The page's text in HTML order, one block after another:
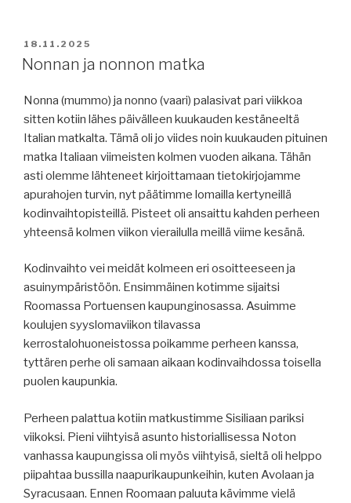
JULKAISTU
18.11.2025
Nonnan ja nonnon matka
Nonna (mummo) ja nonno (vaari) palasivat pari viikkoa
sitten kotiin lähes päivälleen kuukauden kestäneeltä
Italian matkalta. Tämä oli jo viides noin kuukauden pituinen
matka Italiaan viimeisten kolmen vuoden aikana. Tähän
asti olemme lähteneet kirjoittamaan tietokirjojamme
apurahojen turvin, nyt päätimme lomailla kertyneillä
kodinvaihtopisteillä. Pisteet oli ansaittu kahden perheen
yhteensä kolmen viikon vierailulla meillä viime kesänä.
Kodinvaihto vei meidät kolmeen eri osoitteeseen ja
asuinympäristöön. Ensimmäinen kotimme sijaitsi
Roomassa Portuensen kaupunginosassa. Asuimme
koulujen syyslomaviikon tilavassa
kerrostalohuoneistossa poikamme perheen kanssa,
tyttären perhe oli samaan aikaan kodinvaihdossa toisella
puolen kaupunkia.
Perheen palattua kotiin matkustimme Sisiliaan pariksi
viikoksi. Pieni viihtyisä asunto historiallisessa Noton
vanhassa kaupungissa oli myös viihtyisä, sieltä oli helppo
piipahtaa bussilla naapurikaupunkeihin, kuten Avolaan ja
Syracusaan. Ennen Roomaan paluuta kävimme vielä